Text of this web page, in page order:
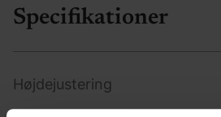
Specifikationer
Højdejustering